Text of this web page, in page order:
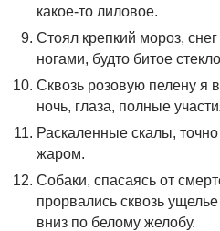
какое-то лиловое.
Стоял крепкий мороз,
ногами, будто битое
Сквозь розовую пелену я
ночь, глаза, полные
Раскаленные скалы,
жаром.
Собаки, спасаясь от
прорвались сквозь
вниз по белому желобу.